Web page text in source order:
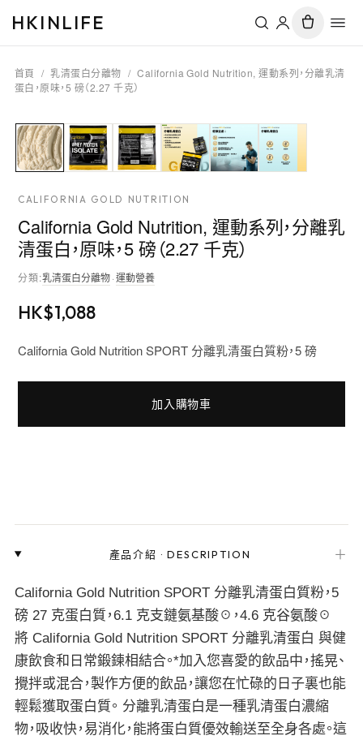
HKINLIFE
首頁 / 乳清蛋白分離物 / California Gold Nutrition, 運動系列，分離乳清
蛋白，原味，5 磅（2.27 千克）
CALIFORNIA GOLD NUTRITION
California Gold Nutrition, 運動系列，分離乳
清蛋白，原味，5 磅（2.27 千克）
分類:乳清蛋白分離物·運動營養
HK$1,088
California Gold Nutrition SPORT 分離乳清蛋白質粉，5 磅
加入購物車
產品介紹 ·DESCRIPTION ＋
California Gold Nutrition SPORT 分離乳清蛋白質粉，5
磅 27 克蛋白質，6.1 克支鏈氨基酸☉，4.6 克谷氨酸☉
將 California Gold Nutrition SPORT 分離乳清蛋白 與健
康飲食和日常鍛鍊相結合。*加入您喜愛的飲品中，搖晃、
攪拌或混合，製作方便的飲品，讓您在忙碌的日子裏也能
輕鬆獲取蛋白質。 分離乳清蛋白是一種乳清蛋白濃縮
物，吸收快，易消化，能將蛋白質優效輸送至全身各處。這